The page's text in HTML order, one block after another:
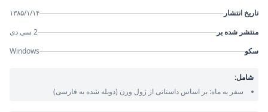
تاریخ انتشار
۱۳۸۵/۱/۱۴
منتشر شده بر
2 سی دی
سکو
Windows
شامل:
سفر به ماه: بر اساس داستانی از ژول ورن (دوبله شده به فارسی)